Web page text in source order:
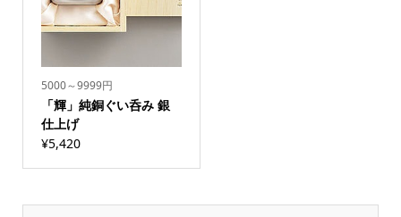
5000～9999円
「輝」純銅ぐい呑み 銀
仕上げ
¥5,420